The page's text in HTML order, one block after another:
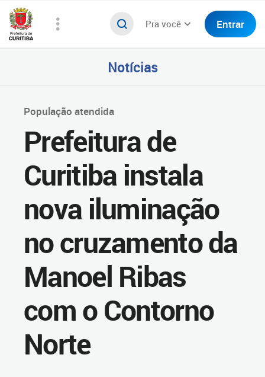
Pra você Entrar
Notícias
População atendida
Prefeitura de
Curitiba instala
nova iluminação
no cruzamento da
Manoel Ribas
com o Contorno
Norte